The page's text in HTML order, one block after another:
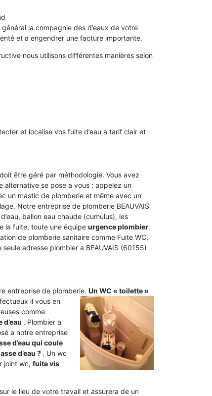
la compagnie des d’eaux de votre
et a engendrer une facture importante.
nous utilisons différentes manières selon
et localise vos fuite d’eau a tarif clair et
être géré par méthodologie. Vous avez
alternative se pose a vous : appelez un
un mastic de plomberie et même avec un
Notre entreprise de plomberie BEAUVAIS
ballon eau chaude (cumulus), les
la fuite, toute une équipe urgence plombier
de plomberie sanitaire comme Fuite WC,
seule adresse plombier a BEAUVAIS (60155)
entreprise de plomberie. Un WC « toilette »
il vous en
comme
, Plombier a
a notre entreprise
d’eau qui coule
d’eau ? . Un wc
joint wc, fuite vis
le lieu de votre travail et assurera de un